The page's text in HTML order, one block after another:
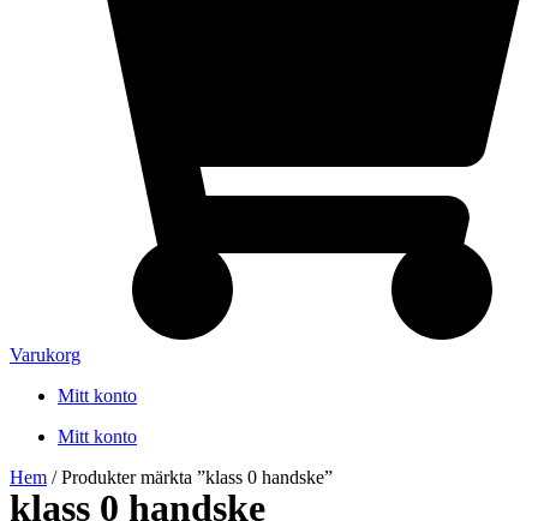
Varukorg
Mitt konto
Mitt konto
Hem / Produkter märkta ”klass 0 handske”
klass 0 handske